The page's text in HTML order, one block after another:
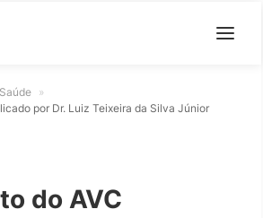
Saúde »
por Dr. Luiz Teixeira da Silva Júnior
do AVC